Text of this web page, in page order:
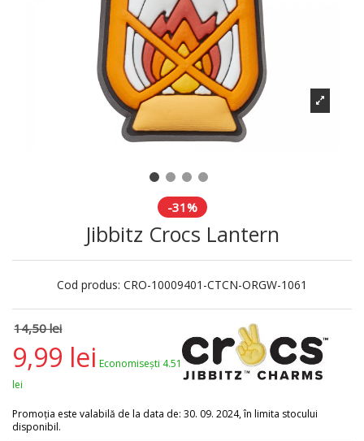
-31%
Jibbitz Crocs Lantern
Cod produs: CRO-10009401-CTCN-ORGW-1061
9,99 lei
14,50 lei
Economisești 4.51
lei
Promoția este valabilă de la data de: 30. 09. 2024, în limita stocului
disponibil.